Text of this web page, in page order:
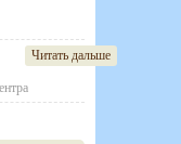
Читать дальше